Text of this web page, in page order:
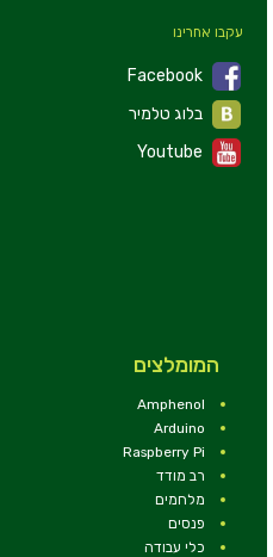
עקבו אחרינו
Facebook
Youtube
המומלצים
Amphenol
Arduino
Raspberry Pi
רב מודד
מלחמים
פנסים
כלי עבודה